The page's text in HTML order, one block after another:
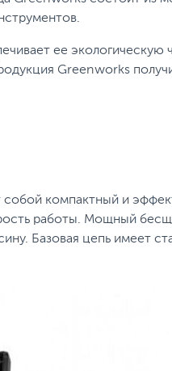
ее экологическую
Greenworks
компактный и
работы. Мощный
Базовая цепь имеет